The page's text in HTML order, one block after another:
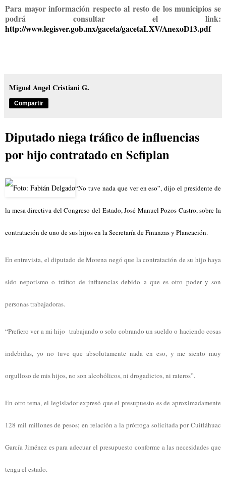
Para mayor información respecto al resto de los municipios se
podrá consultar el link:
http://www.legisver.gob.mx/gaceta/gacetaLXV/AnexoD13.pdf
Miguel Angel Cristiani G.
Compartir
Diputado niega tráfico de influencias
por hijo contratado en Sefiplan
“No tuve nada que ver en eso”, dijo el presidente de
la mesa directiva del Congreso del Estado, José Manuel Pozos Castro, sobre la
contratación de uno de sus hijos en la Secretaría de Finanzas y Planeación.
En entrevista, el diputado de Morena negó que la contratación de su hijo haya
sido nepotismo o tráfico de influencias debido a que es otro poder y son
personas trabajadoras.
“Prefiero ver a mi hijo trabajando o solo cobrando un sueldo o haciendo cosas
indebidas, yo no tuve que absolutamente nada en eso, y me siento muy
orgulloso de mis hijos, no son alcohólicos, ni drogadictos, ni rateros”.
En otro tema, el legislador expresó que el presupuesto es de aproximadamente
128 mil millones de pesos; en relación a la prórroga solicitada por Cuitláhuac
García Jiménez es para adecuar el presupuesto conforme a las necesidades que
tenga el estado.